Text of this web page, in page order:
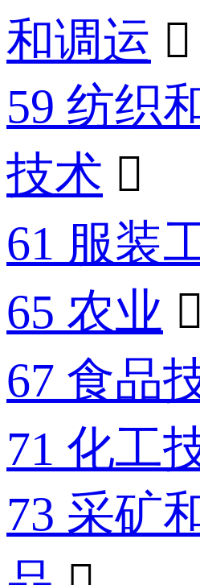
和调运 
59 纺织
技术 
61 服装
65 农业 
67 食品
71 化工
73 采矿